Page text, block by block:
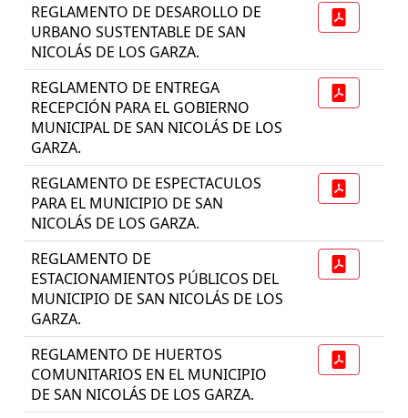
REGLAMENTO DE DESAROLLO DE
URBANO SUSTENTABLE DE SAN
NICOLÁS DE LOS GARZA.
REGLAMENTO DE ENTREGA
RECEPCIÓN PARA EL GOBIERNO
MUNICIPAL DE SAN NICOLÁS DE LOS
GARZA.
REGLAMENTO DE ESPECTACULOS
PARA EL MUNICIPIO DE SAN
NICOLÁS DE LOS GARZA.
REGLAMENTO DE
ESTACIONAMIENTOS PÚBLICOS DEL
MUNICIPIO DE SAN NICOLÁS DE LOS
GARZA.
REGLAMENTO DE HUERTOS
COMUNITARIOS EN EL MUNICIPIO
DE SAN NICOLÁS DE LOS GARZA.